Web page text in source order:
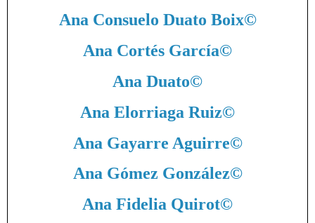
Ana Consuelo Duato Boix©
Ana Cortés García©
Ana Duato©
Ana Elorriaga Ruiz©
Ana Gayarre Aguirre©
Ana Gómez González©
Ana Fidelia Quirot©